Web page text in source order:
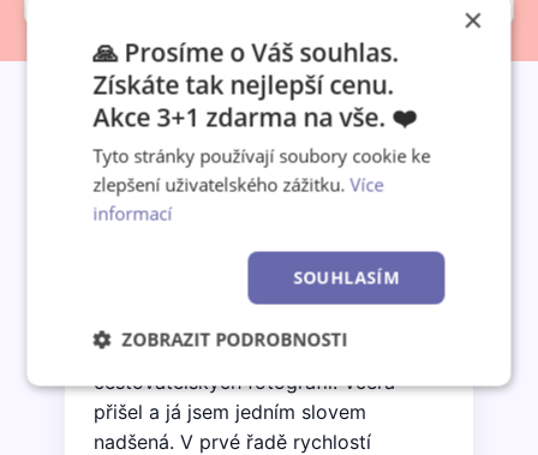
Co o nás říkají zákazníci
jako vánoční dárek synovi z jeho
cestovatelských fotografií. Včera
přišel a já jsem jedním slovem
nadšená. V prvé řadě rychlostí
×
🙏 Prosíme o Váš souhlas.
Získáte tak nejlepší cenu.
Akce 3+1 zdarma na vše. ❤️
Tyto stránky používají soubory cookie ke
zlepšení uživatelského zážitku.Více
informací
SOUHLASÍM
ZOBRAZIT PODROBNOSTI
Nezbytně
nutné
soubory
Výkonové
soubory
Soubory
cílení